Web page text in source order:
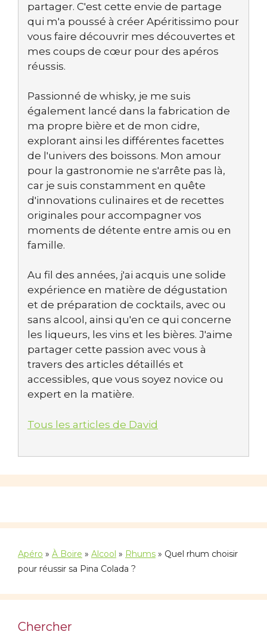
partager. C'est cette envie de partage
qui m'a poussé à créer Apéritissimo pour
vous faire découvrir mes découvertes et
mes coups de cœur pour des apéros
réussis.
Passionné de whisky, je me suis
également lancé dans la fabrication de
ma propre bière et de mon cidre,
explorant ainsi les différentes facettes
de l'univers des boissons. Mon amour
pour la gastronomie ne s'arrête pas là,
car je suis constamment en quête
d'innovations culinaires et de recettes
originales pour accompagner vos
moments de détente entre amis ou en
famille.
Au fil des années, j'ai acquis une solide
expérience en matière de dégustation
et de préparation de cocktails, avec ou
sans alcool, ainsi qu'en ce qui concerne
les liqueurs, les vins et les bières. J'aime
partager cette passion avec vous à
travers des articles détaillés et
accessibles, que vous soyez novice ou
expert en la matière.
Tous les articles de David
Apéro » À Boire » Alcool » Rhums » Quel rhum choisir
pour réussir sa Pina Colada ?
Chercher